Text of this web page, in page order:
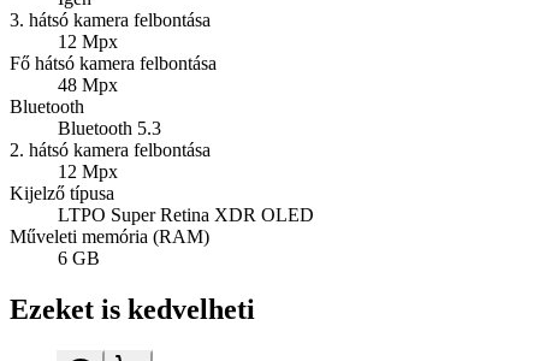
3. hátsó kamera felbontása
12 Mpx
Fő hátsó kamera felbontása
48 Mpx
Bluetooth
Bluetooth 5.3
2. hátsó kamera felbontása
12 Mpx
Kijelző típusa
LTPO Super Retina XDR OLED
Műveleti memória (RAM)
6 GB
Ezeket is kedvelheti